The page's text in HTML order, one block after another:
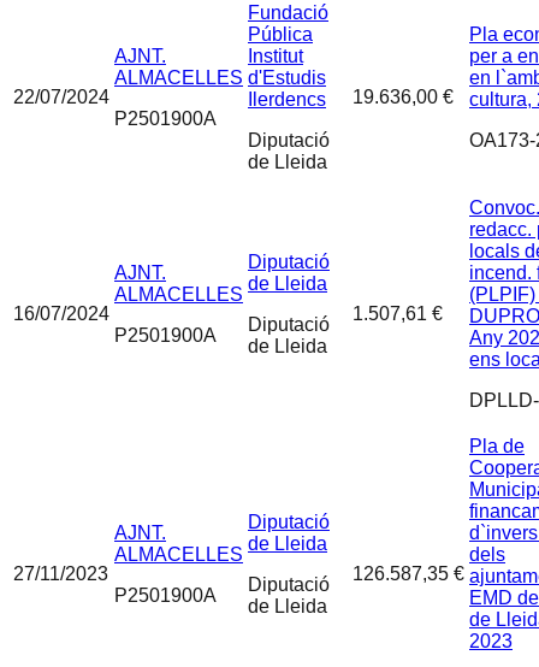
22/07/2024
AJNT.
ALMACELLES
P2501900A
Fundació
Pública
Institut
d'Estudis
Ilerdencs
Diputació
de Lleida
19.636,00 €
Pla
per a
en
cultura,
16/07/2024
AJNT.
ALMACELLES
P2501900A
Diputació
de Lleida
Diputació
de Lleida
1.507,61 €
redacc.
locals
incend.
(PLPIF)
Any
ens
27/11/2023
AJNT.
ALMACELLES
P2501900A
Diputació
de Lleida
Diputació
de Lleida
126.587,35 €
Pla de
dels
EMD
de
2023